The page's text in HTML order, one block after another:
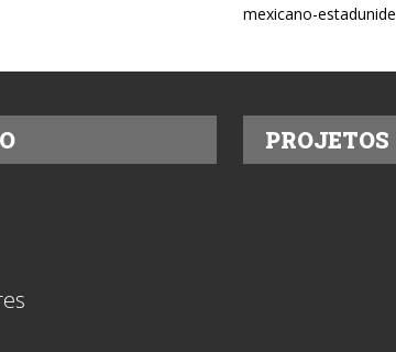
mexicano-estadunidense
PROJETOS